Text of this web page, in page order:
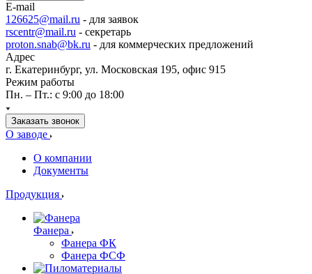
E-mail
126625@mail.ru - для заявок
rscentr@mail.ru - секретарь
proton.snab@bk.ru - для коммерческих предложений
Адрес
г. Екатеринбург, ул. Московская 195, офис 915
Режим работы
Пн. – Пт.: с 9:00 до 18:00
Заказать звонок
О заводе
О компании
Документы
Продукция
Фанера
Фанера ФК
Фанера ФСФ